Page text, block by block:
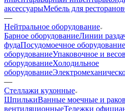
аксессуарыМебель для ресторанов
—
Нейтральное оборудование
Барное оборудованиеЛинии
фудаПосудомоечное оборудование
оборудованиеУпаковочное и
оборудованиеХолодильное
оборудование
—
Стеллажи кухонные
ШпилькиВанные моечные и
вентиляционныеТележки